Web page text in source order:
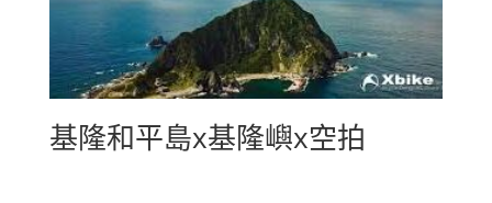
基隆和平島x基隆嶼x空拍